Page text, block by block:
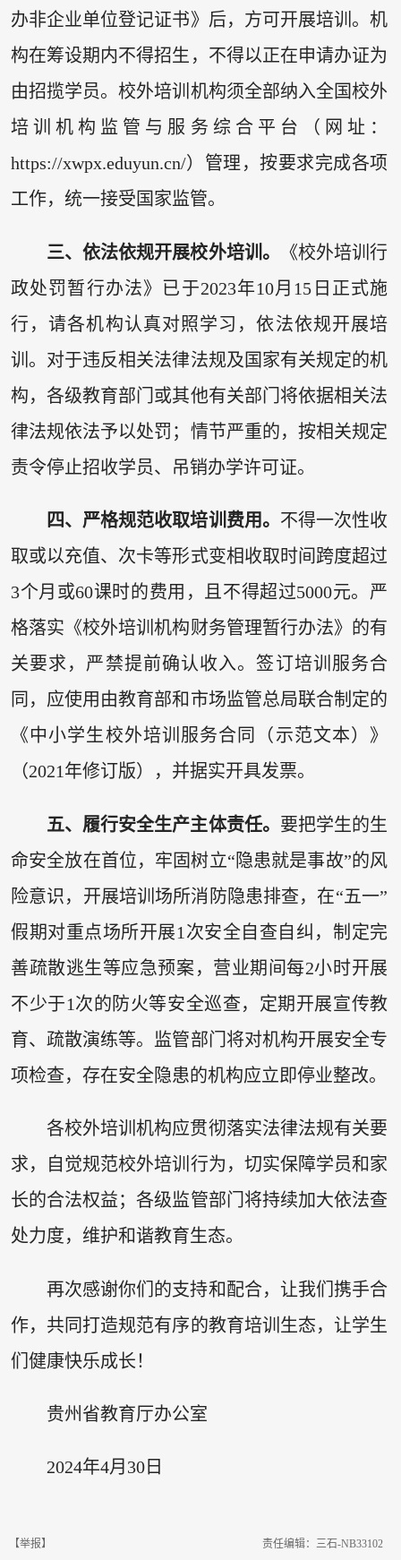
办非企业单位登记证书》后，方可开展培训。机
构在筹设期内不得招生，不得以正在申请办证为
由招揽学员。校外培训机构须全部纳入全国校外
培训机构监管与服务综合平台（网址：
https://xwpx.eduyun.cn/）管理，按要求完成各项
工作，统一接受国家监管。
三、依法依规开展校外培训。
《校外培训行
政处罚暂行办法》已于2023年10月15日正式施
行，请各机构认真对照学习，依法依规开展培
训。对于违反相关法律法规及国家有关规定的机
构，各级教育部门或其他有关部门将依据相关法
律法规依法予以处罚；情节严重的，按相关规定
责令停止招收学员、吊销办学许可证。
四、严格规范收取培训费用。 不得一次性收
取或以充值、次卡等形式变相收取时间跨度超过
3个月或60课时的费用，且不得超过5000元。严
格落实《校外培训机构财务管理暂行办法》的有
关要求，严禁提前确认收入。签订培训服务合
同，应使用由教育部和市场监管总局联合制定的
《中小学生校外培训服务合同（示范文本）》
（2021年修订版），并据实开具发票。
五、履行安全生产主体责任。 要把学生的生
命安全放在首位，牢固树立“隐患就是事故”的风
险意识，开展培训场所消防隐患排查，在“五一”
假期对重点场所开展1次安全自查自纠，制定完
善疏散逃生等应急预案，营业期间每2小时开展
不少于1次的防火等安全巡查，定期开展宣传教
育、疏散演练等。监管部门将对机构开展安全专
项检查，存在安全隐患的机构应立即停业整改。
各校外培训机构应贯彻落实法律法规有关要
求，自觉规范校外培训行为，切实保障学员和家
长的合法权益；各级监管部门将持续加大依法查
处力度，维护和谐教育生态。
再次感谢你们的支持和配合，让我们携手合
作，共同打造规范有序的教育培训生态，让学生
们健康快乐成长！
贵州省教育厅办公室
2024年4月30日
【举报】 责任编辑：三石-NB33102